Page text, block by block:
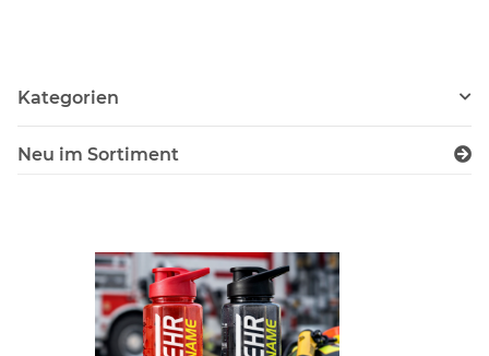
Kategorien
Neu im Sortiment